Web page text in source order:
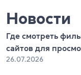
Новости
Где смотреть
сайтов для
26.07.2026